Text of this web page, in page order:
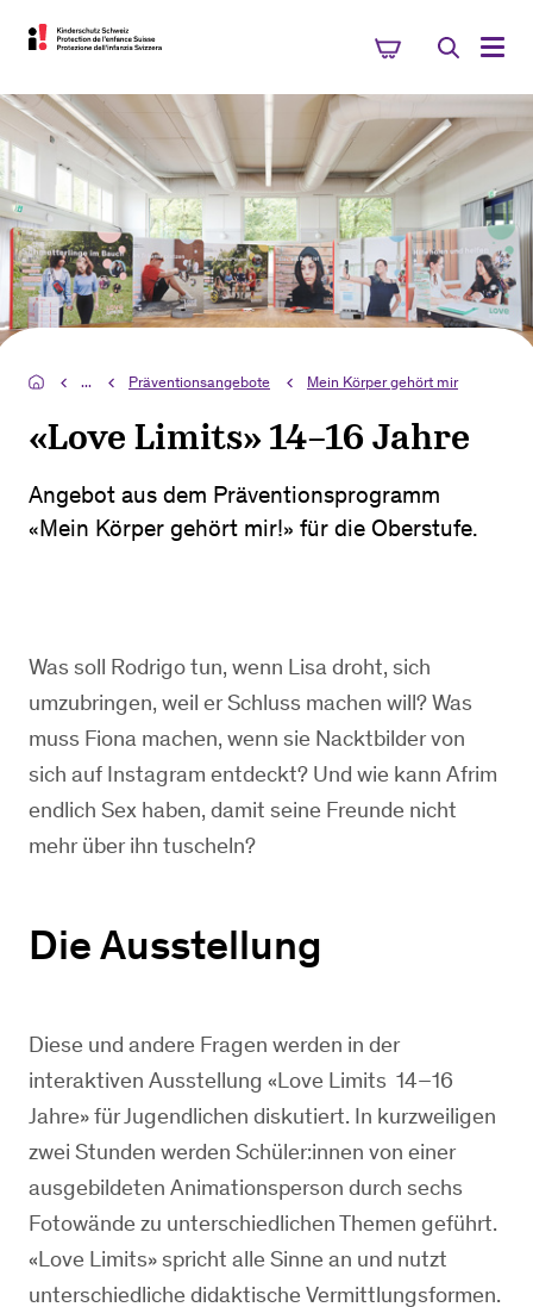
... Präventionsangebote Mein Körper gehört mir
«Love Limits» 14–16 Jahre
Angebot aus dem Präventionsprogramm
«Mein Körper gehört mir!» für die Oberstufe.
Was soll Rodrigo tun, wenn Lisa droht, sich
umzubringen, weil er Schluss machen will? Was
muss Fiona machen, wenn sie Nacktbilder von
sich auf Instagram entdeckt? Und wie kann Afrim
endlich Sex haben, damit seine Freunde nicht
mehr über ihn tuscheln?
Die Ausstellung
Diese und andere Fragen werden in der
interaktiven Ausstellung «Love Limits 14–16
Jahre» für Jugendlichen diskutiert. In kurzweiligen
zwei Stunden werden Schüler:innen von einer
ausgebildeten Animationsperson durch sechs
Fotowände zu unterschiedlichen Themen geführt.
«Love Limits» spricht alle Sinne an und nutzt
unterschiedliche didaktische Vermittlungsformen.